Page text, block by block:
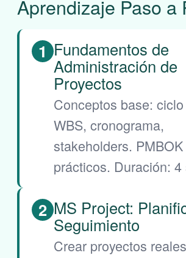
Aprendizaje Paso a
1 Fundamentos de
Administración de
Proyectos
Conceptos base:
WBS, cronograma,
stakeholders.
prácticos. Duración: 4
2 MS Project:
Seguimiento
Crear proyectos